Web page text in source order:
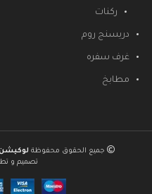
ركنات
دريسنج روم
غرف سفره
مطابخ
جميع الحقوق محفوظة لوكيشن
تصميم و